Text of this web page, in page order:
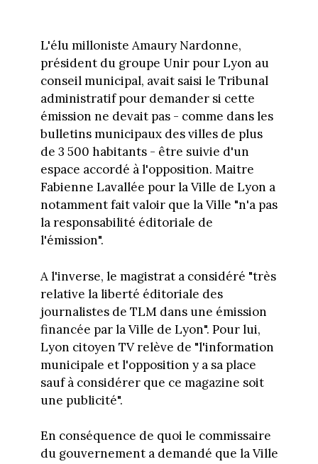
L'élu milloniste Amaury Nardonne,
président du groupe Unir pour Lyon au
conseil municipal, avait saisi le Tribunal
administratif pour demander si cette
émission ne devait pas - comme dans les
bulletins municipaux des villes de plus
de 3 500 habitants - être suivie d'un
espace accordé à l'opposition. Maitre
Fabienne Lavallée pour la Ville de Lyon a
notamment fait valoir que la Ville "n'a pas
la responsabilité éditoriale de
l'émission".
A l'inverse, le magistrat a considéré "très
relative la liberté éditoriale des
journalistes de TLM dans une émission
financée par la Ville de Lyon". Pour lui,
Lyon citoyen TV relève de "l'information
municipale et l'opposition y a sa place
sauf à considérer que ce magazine soit
une publicité".
En conséquence de quoi le commissaire
du gouvernement a demandé que la Ville